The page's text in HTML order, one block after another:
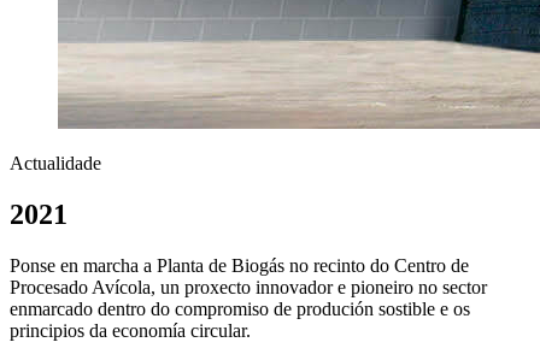
Actualidade
2021
Ponse en marcha a Planta de Biogás no recinto do Centro de
Procesado Avícola, un proxecto innovador e pioneiro no sector
enmarcado dentro do compromiso de produción sostible e os
principios da economía circular.